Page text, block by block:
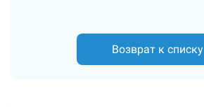
Возврат к списку